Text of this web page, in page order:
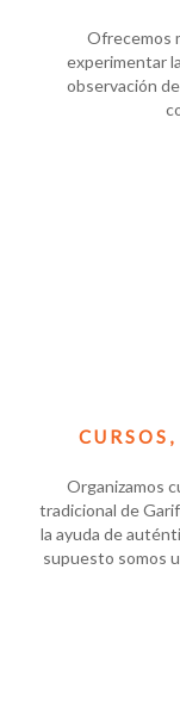
Ofrecemos
experimentar
observación
Organizamos
tradicional de
la ayuda de
supuesto somos